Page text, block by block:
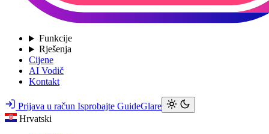
Funkcije
Rješenja
Cijene
AI Vodič
Kontakt
Prijava u račun Isprobajte GuideGlare
Hrvatski